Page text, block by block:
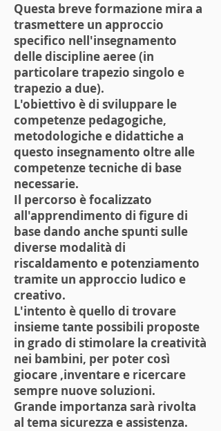
Questa breve formazione mira a
trasmettere un approccio
specifico nell'insegnamento
delle discipline aeree (in
particolare trapezio singolo e
trapezio a due).
L'obiettivo è di sviluppare le
competenze pedagogiche,
metodologiche e didattiche a
questo insegnamento oltre alle
competenze tecniche di base
necessarie.
Il percorso è focalizzato
all'apprendimento di figure di
base dando anche spunti sulle
diverse modalità di
riscaldamento e potenziamento
tramite un approccio ludico e
creativo.
L'intento è quello di trovare
insieme tante possibili proposte
in grado di stimolare la creatività
nei bambini, per poter così
giocare ,inventare e ricercare
sempre nuove soluzioni.
Grande importanza sarà rivolta
al tema sicurezza e assistenza.